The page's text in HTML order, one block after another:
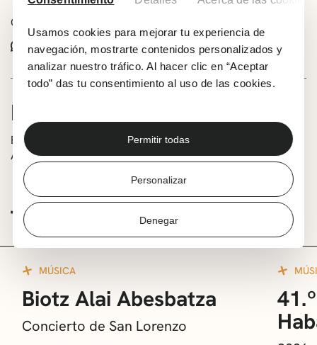
Usamos cookies para mejorar tu experiencia de
navegación, mostrarte contenidos personalizados y
analizar nuestro tráfico. Al hacer clic en “Aceptar
todo” das tu consentimiento al uso de las cookies.
Permitir todas
Personalizar
Denegar
Comparte este evento:
Whatsapp
Facebook X
INFORMACIÓN
Espectáculo itinerante de la Plaza de la Estación Las
Arenas a la Avda. Zugazarte.
TE PUEDE INTERESAR
MÚSICA
Biotz Alai Abesbatza
Concierto de San Lorenzo